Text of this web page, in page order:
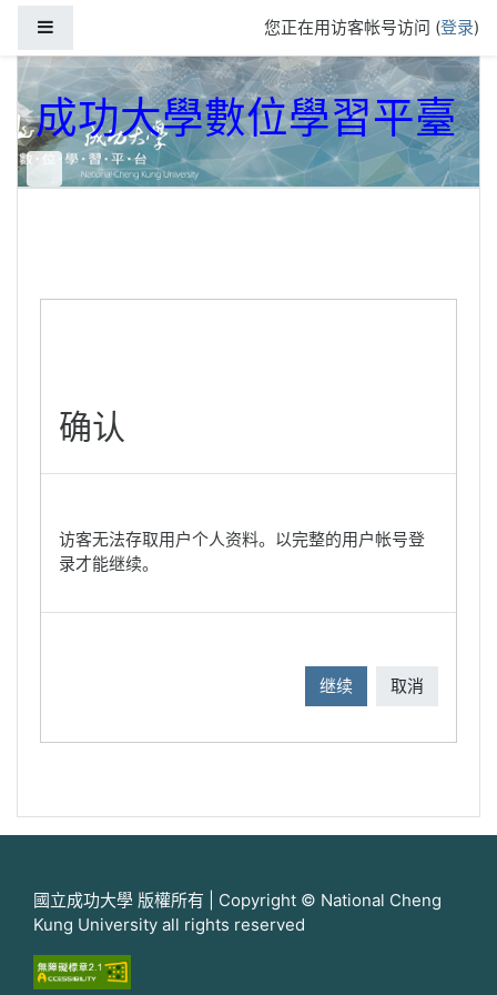
您正在用访客帐号访问 (登录)
成功大學數位學習平臺
确认
访客无法存取用户个人资料。以完整的用户帐号登
录才能继续。
继续 取消
國立成功大學 版權所有 | Copyright © National Cheng
Kung University all rights reserved